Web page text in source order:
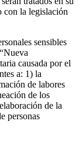
con la legislación
sensibles
causada por el
a: 1) la
de labores
de los
de la
personas